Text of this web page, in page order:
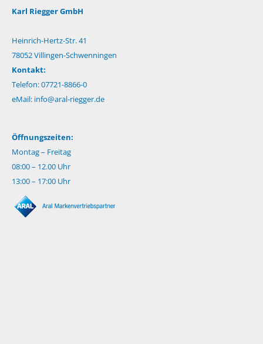
Karl Riegger GmbH
Heinrich-Hertz-Str. 41
78052 Villingen-Schwenningen
Kontakt:
Telefon: 07721-8866-0
eMail: info@aral-riegger.de
Öffnungszeiten:
Montag – Freitag
08:00 – 12.00 Uhr
13:00 – 17:00 Uhr